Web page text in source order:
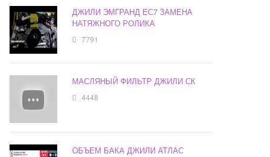
ДЖИЛИ ЭМГРАНД ЕС7 ЗАМЕНА
НАТЯЖНОГО РОЛИКА
7791
МАСЛЯНЫЙ ФИЛЬТР ДЖИЛИ СК
4448
ОБЪЕМ БАКА ДЖИЛИ АТЛАС